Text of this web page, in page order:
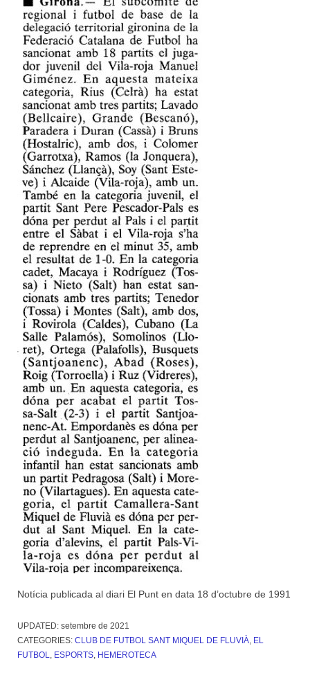
Notícia publicada al diari El Punt en data 18 d’octubre de 1991
UPDATED: setembre de 2021
CATEGORIES: CLUB DE FUTBOL SANT MIQUEL DE FLUVIÀ, EL
FUTBOL, ESPORTS, HEMEROTECA